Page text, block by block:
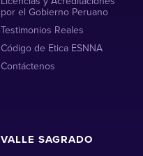
por el Gobierno Peruano
Testimonios Reales
Código de Etica ESNNA
Contáctenos
VALLE SAGRADO